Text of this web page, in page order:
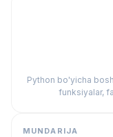
Python bo'yicha
funksiyalar,
MUNDARIJA